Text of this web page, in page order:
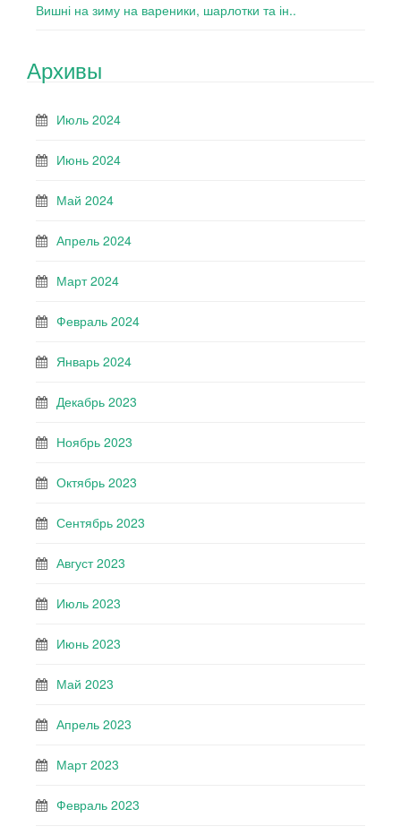
Вишні на зиму на вареники, шарлотки та ін..
Архивы
Июль 2024
Июнь 2024
Май 2024
Апрель 2024
Март 2024
Февраль 2024
Январь 2024
Декабрь 2023
Ноябрь 2023
Октябрь 2023
Сентябрь 2023
Август 2023
Июль 2023
Июнь 2023
Май 2023
Апрель 2023
Март 2023
Февраль 2023